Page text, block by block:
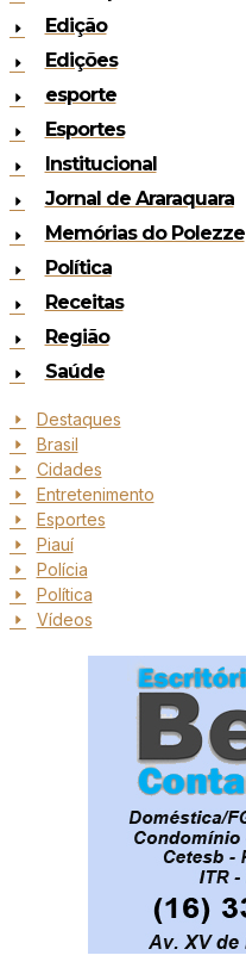
Edição
Edições
esporte
Esportes
Institucional
Jornal de Araraquara
Memórias do Polezze
Política
Receitas
Região
Saúde
Destaques
Brasil
Cidades
Entretenimento
Esportes
Piauí
Polícia
Política
Vídeos